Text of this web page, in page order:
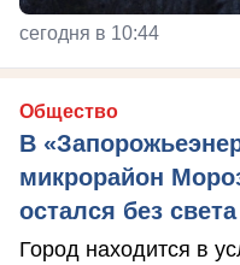
сегодня в 10:44
Общество
В
микрорайон
остался без света
Город находится в